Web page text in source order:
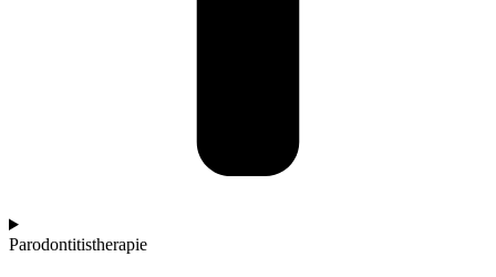
Parodontitistherapie